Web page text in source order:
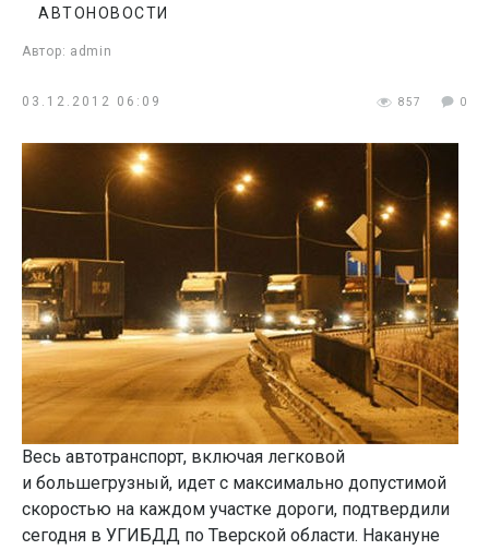
Автор: admin
АВТОНОВОСТИ
03.12.2012 06:09 857 0
Весь автотранспорт, включая легковой
и большегрузный, идет с максимально допустимой
скоростью на каждом участке дороги, подтвердили
сегодня в УГИБДД по Тверской области. Накануне